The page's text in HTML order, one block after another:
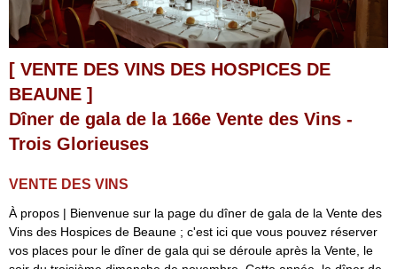
Dîner de gala de la 166e Vente des Vins -
Trois Glorieuses
[ VENTE DES VINS DES HOSPICES DE
BEAUNE ]
VENTE DES VINS
À propos | Bienvenue sur la page du dîner de gala de la Vente des
Vins des Hospices de Beaune ; c'est ici que vous pouvez réserver
vos places pour le dîner de gala qui se déroule après la Vente, le